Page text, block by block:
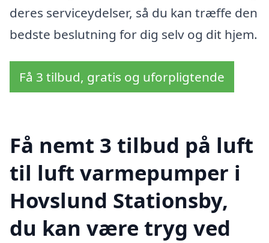
deres serviceydelser, så du kan træffe den
bedste beslutning for dig selv og dit hjem.
Få 3 tilbud, gratis og uforpligtende
Få nemt 3 tilbud på luft
til luft varmepumper i
Hovslund Stationsby,
du kan være tryg ved